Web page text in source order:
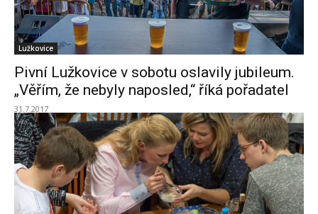
Lužkovice
Pivní Lužkovice v sobotu oslavily jubileum.
„Věřím, že nebyly naposled,“ říká pořadatel
31.7.2017